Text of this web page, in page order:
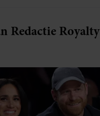
Redactie Royalty